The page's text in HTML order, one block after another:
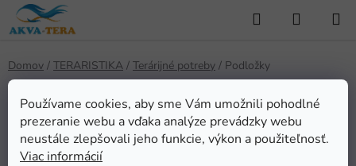
Používame cookies, aby sme Vám umožnili pohodlné
prezeranie webu a vďaka analýze prevádzky webu
neustále zlepšovali jeho funkcie, výkon a použiteľnosť.
Viac informácií
Prejsť
na
Hľadať
Domov / TERARISTIKA / Terárijné potreby / Podložky
Podložky
Najpredávanejšie